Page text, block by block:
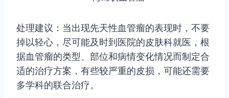
处理建议：当出现先天性血管瘤的表现时，不要
掉以轻心，尽可能及时到医院的皮肤科就医，根
据血管瘤的类型、部位和病情变化情况而制定合
适的治疗方案，有些较严重的皮损，可能还需要
多学科的联合治疗。